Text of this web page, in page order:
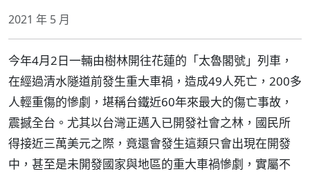
2021 年 5 月
今年4月2日一輛由樹林開往花蓮的「太魯閣號」列車，
在經過清水隧道前發生重大車禍，造成49人死亡，200多
人輕重傷的慘劇，堪稱台鐵近60年來最大的傷亡事故，
震撼全台。尤其以台灣正邁入已開發社會之林，國民所
得接近三萬美元之際，竟還會發生這類只會出現在開發
中，甚至是未開發國家與地區的重大車禍慘劇，實屬不